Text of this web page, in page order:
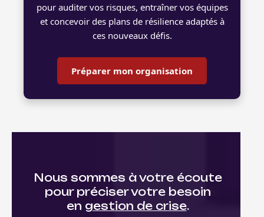
pour auditer vos risques, entraîner vos équipes
et concevoir des plans de résilience adaptés à
ces nouveaux défis.
Préparer mon organisation
Nous sommes à votre écoute
pour préciser votre besoin
en gestion de crise.